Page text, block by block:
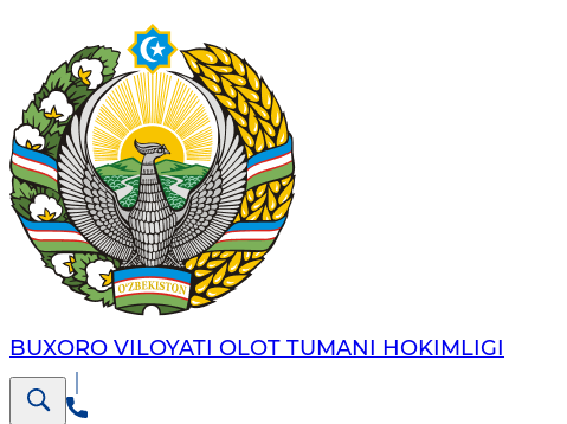
BUXORO VILOYATI OLOT TUMANI HOKIMLIGI